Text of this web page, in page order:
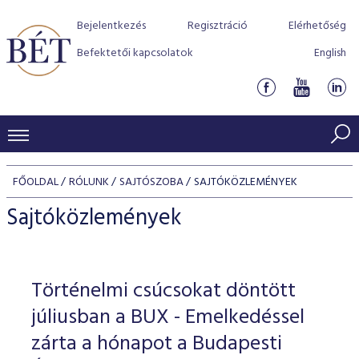
Bejelentkezés Regisztráció
Elérhetőség
Befektetői kapcsolatok
English
KERESKEDÉSI ADATOK
INDEXEK
Jelzáloglevél indexek
Vállalati kötvény indexek
Azonnali Piac
Részvények
Származékos piac
BEFEKTETŐK
Részvény szekció
Hitelpapír szekció
BÉT szabályzatok
Befektetővédelem
Alkalmazott díjstruktúra
Elszámolás
Részvény és vállalati kötvény tőzsdei bevezetését
program
BÉT Xtend - Részvénypiac egyszerűen
TŐZSDETAGOK
Tőzsdetagok, üzletkötők
VENDOROK
FŐOLDAL RÓLUNK SAJTÓSZOBA SAJTÓKÖZLEMÉNYEK
Sajtóközlemények
Történelmi csúcsokat döntött
júliusban a BUX - Emelkedéssel
zárta a hónapot a Budapesti